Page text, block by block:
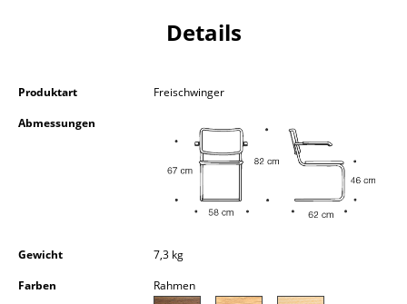
Nachttische & Bettzubehör
Accessoires
Uhren
Details
Produktart
Freischwinger
Abmessungen
Gewicht
7,3 kg
Farben
Rahmen